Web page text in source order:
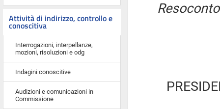
Attività di indirizzo, controllo e
conoscitiva
Interrogazioni, interpellanze,
mozioni, risoluzioni e odg
Indagini conoscitive
Audizioni e comunicazioni in
Commissione